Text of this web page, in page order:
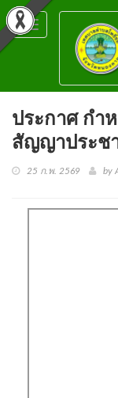
Toggle
navigation
ประกาศ กำ
สัญญาประ
25 ก.พ. 2569 by